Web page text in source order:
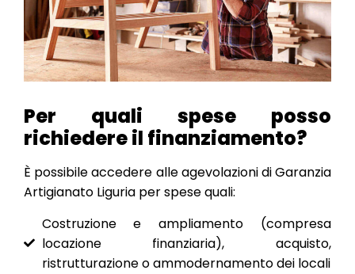
Per quali spese posso
richiedere il finanziamento?
È possibile accedere alle agevolazioni di Garanzia
Artigianato Liguria per spese quali:
Costruzione e ampliamento (compresa
locazione finanziaria), acquisto,
ristrutturazione o ammodernamento dei locali